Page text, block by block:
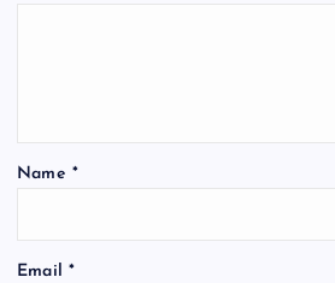
i
o
Name *
Email *